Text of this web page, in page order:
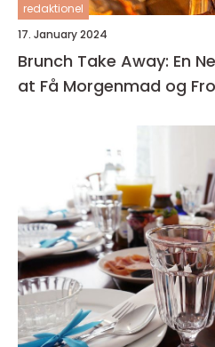
redaktionel
17. January 2024
Brunch Take Away: En
at Få Morgenmad og